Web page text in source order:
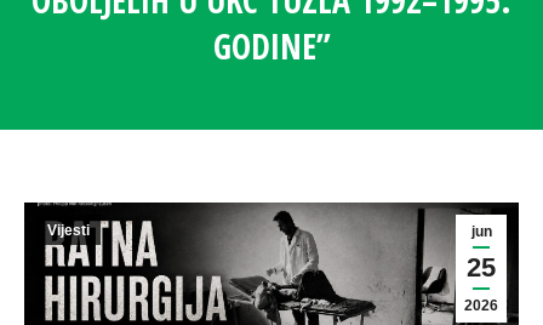
GODINE”
jun
25
2026
Vijesti